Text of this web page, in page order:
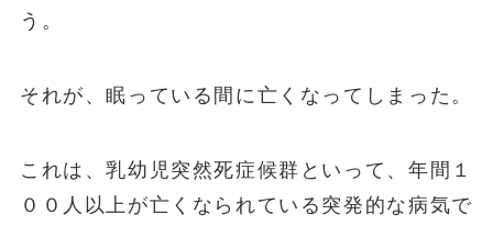
う。
それが、眠っている間に亡くなってしまった。
これは、乳幼児突然死症候群といって、年間１
００人以上が亡くなられている突発的な病気で